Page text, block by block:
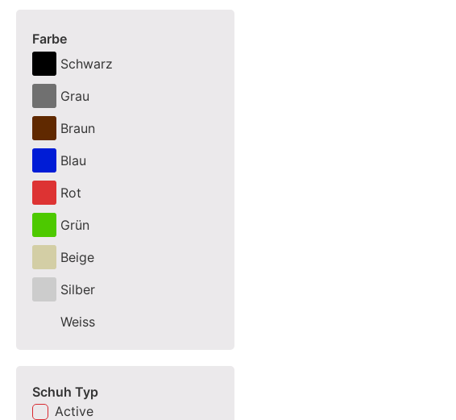
Farbe
Schwarz
Grau
Braun
Blau
Rot
Grün
Beige
Silber
Weiss
Schuh Typ
Active